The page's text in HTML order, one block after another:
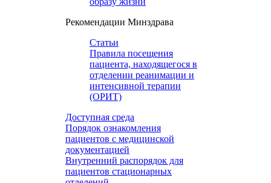
Рекомендации Минздрава
Статьи
Правила посещения
пациента, находящегося в
отделении реанимации и
интенсивной терапии
(ОРИТ)
Доступная среда
Порядок ознакомления
пациентов с медицинской
документацией
Внутренний распорядок для
пациентов стационарных